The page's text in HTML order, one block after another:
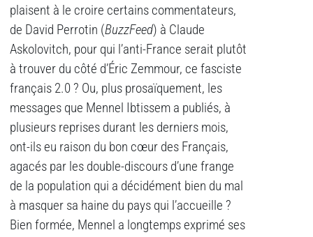
plaisent à le croire certains commentateurs,
de David Perrotin (BuzzFeed) à Claude
Askolovitch, pour qui l’anti-France serait plutôt
à trouver du côté d’Éric Zemmour, ce fasciste
français 2.0 ? Ou, plus prosaïquement, les
messages que Mennel Ibtissem a publiés, à
plusieurs reprises durant les derniers mois,
ont-ils eu raison du bon cœur des Français,
agacés par les double-discours d’une frange
de la population qui a décidément bien du mal
à masquer sa haine du pays qui l’accueille ?
Bien formée, Mennel a longtemps exprimé ses